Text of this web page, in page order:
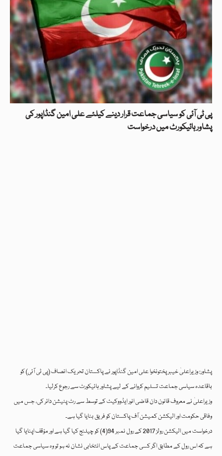
پی ٹی آئی کو سیاسی جماعت قرار دینے کیلئے علی امین گنڈاپور کی
پشاور ہائیکورٹ میں درخواست
پشاور: وزیراعلیٰ خیبرپختونخوا علی امین گنڈاپور نے پاکستان تحریک انصاف (پی ٹی آئی) کو
باقاعدہ سیاسی جماعت تسلیم کروانے کے لیے پشاور ہائیکورٹ سے رجوع کرلیا۔
وزیراعلیٰ نے معروف قانون دان قاضی انور ایڈووکیٹ کے توسط سے رٹ پٹیشن دائر کی، جس میں
وفاقی حکومت اور الیکشن کمیشن آف پاکستان کو فریق بنایا گیا ہے۔
درخواست میں الیکشن رولز 2017 کے رول نمبر 94(4) کو چیلنج کیا گیا ہے اور مؤقف اپنایا گیا
ہے کہ اس رول کے مطابق اگر کسی جماعت کے پاس انتخابی نشان نہ ہو تو وہ سیاسی جماعت